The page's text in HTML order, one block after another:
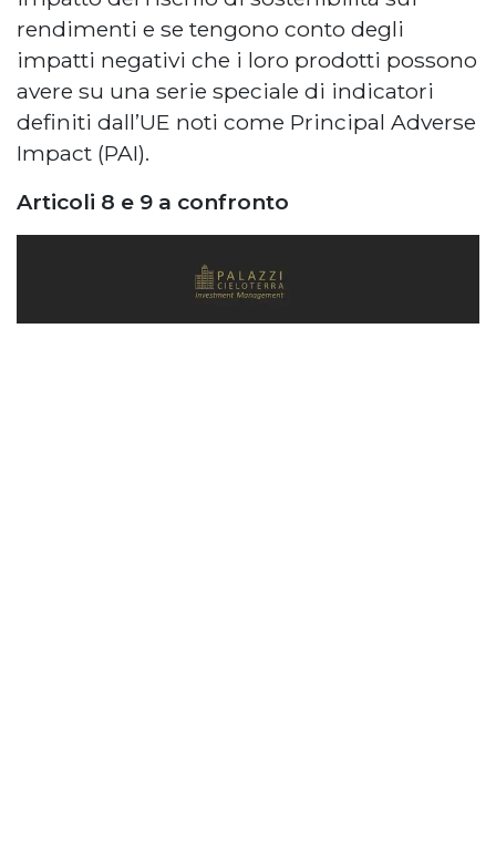
rendimenti e se tengono conto degli
impatti negativi che i loro prodotti possono
avere su una serie speciale di indicatori
definiti dall’UE noti come Principal Adverse
Impact (PAI).
Articoli 8 e 9 a confronto